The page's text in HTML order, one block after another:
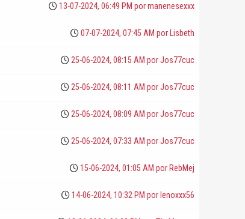
13-07-2024, 06:49 PM por manenesexxx
07-07-2024, 07:45 AM por Lisbeth
25-06-2024, 08:15 AM por Jos77cuc
25-06-2024, 08:11 AM por Jos77cuc
25-06-2024, 08:09 AM por Jos77cuc
25-06-2024, 07:33 AM por Jos77cuc
15-06-2024, 01:05 AM por RebMej
14-06-2024, 10:32 PM por lenoxxx56